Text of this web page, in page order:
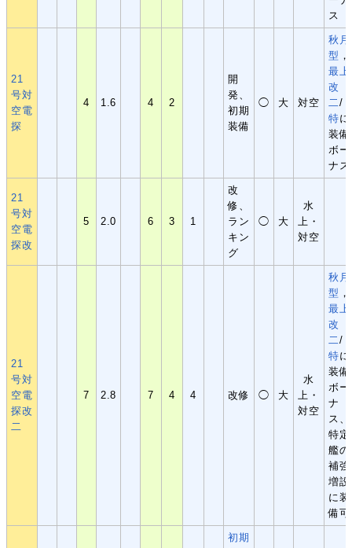
ス
21
号対
空電
探
4 1.6 4 2
開
発、
初期
装備
◯ 大 対空
秋月
型 ，
最上
改
二 /
特に
装備
ボー
ナス
21
号対
空電
探改
5 2.0 6 3 1
改
修、
ラン
キン
グ
◯ 大
水
上・
対空
21
号対
空電
探改
二
7 2.8 7 4 4 改修 ◯ 大
水
上・
対空
秋月
型 ，
最上
改
二 /
特に
装備
ボー
ナ
ス、
特定
艦の
補強
増設
に装
備可
初期